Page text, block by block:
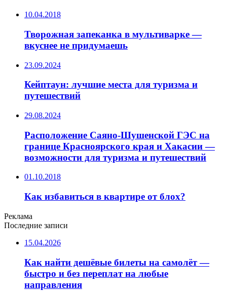
10.04.2018
Творожная запеканка в мультиварке —
вкуснее не придумаешь
23.09.2024
Кейптаун: лучшие места для туризма и
путешествий
29.08.2024
Расположение Саяно-Шушенской ГЭС на
границе Красноярского края и Хакасии —
возможности для туризма и путешествий
01.10.2018
Как избавиться в квартире от блох?
Реклама
Последние записи
15.04.2026
Как найти дешёвые билеты на самолёт —
быстро и без переплат на любые
направления